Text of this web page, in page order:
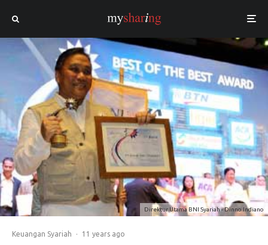
Direktur Utama BNI Syariah - Dinno Indiano
Keuangan Syariah · 11 years ago